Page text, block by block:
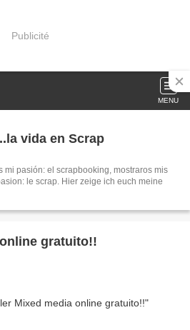
Publicité
MENU
vida en Scrap
mi pasión: el scrapbooking, mostraros mis
gratuito!!